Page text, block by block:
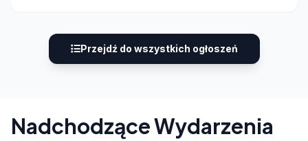
Przejdź do wszystkich ogłoszeń
Nadchodzące Wydarzenia